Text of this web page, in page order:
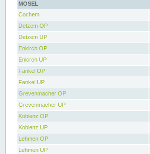
MOSEL
Cochem
Detzem OP
Detzem UP
Enkirch OP
Enkirch UP
Fankel OP
Fankel UP
Grevenmacher OP
Grevenmacher UP
Koblenz OP
Koblenz UP
Lehmen OP
Lehmen UP